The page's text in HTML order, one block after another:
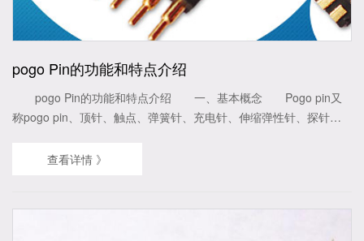
pogo Pin的功能和特点介绍
pogo Pin的功能和特点介绍 一、基本概念 Pogo pin又
称pogo pin、顶针、触点、弹簧针、充电针、伸缩弹性针、探针等;
机、GPS定位、通讯设备、医疗设备、航空设备等;智能手表、智能
查看详情 》